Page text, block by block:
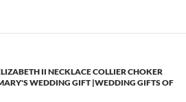
II NECKLACE COLLIER CHOKER
WEDDING GIFT |WEDDING GIFTS OF